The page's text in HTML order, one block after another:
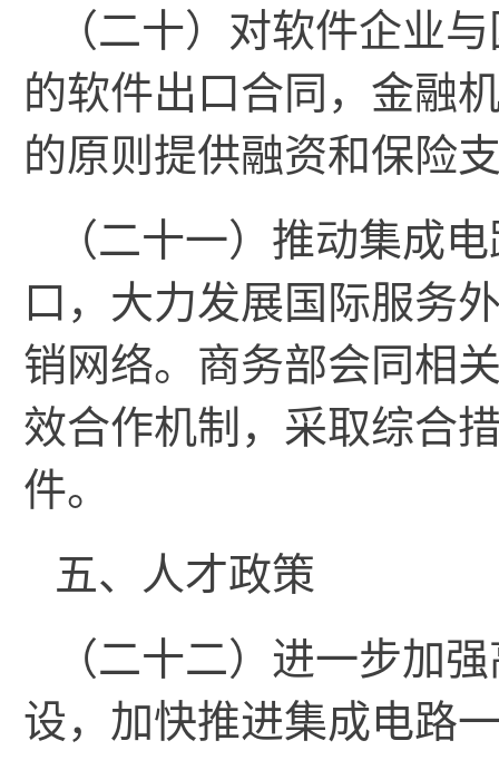
（二十）对软件企业
的软件出口合同，金融
的原则提供融资和保险
（二十一）推动集成
口，大力发展国际服务
销网络。商务部会同相
效合作机制，采取综合
件。
五、人才政策
（二十二）进一步加
设，加快推进集成电路